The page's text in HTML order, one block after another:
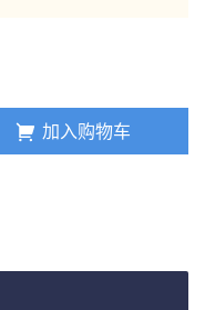
加入购物车